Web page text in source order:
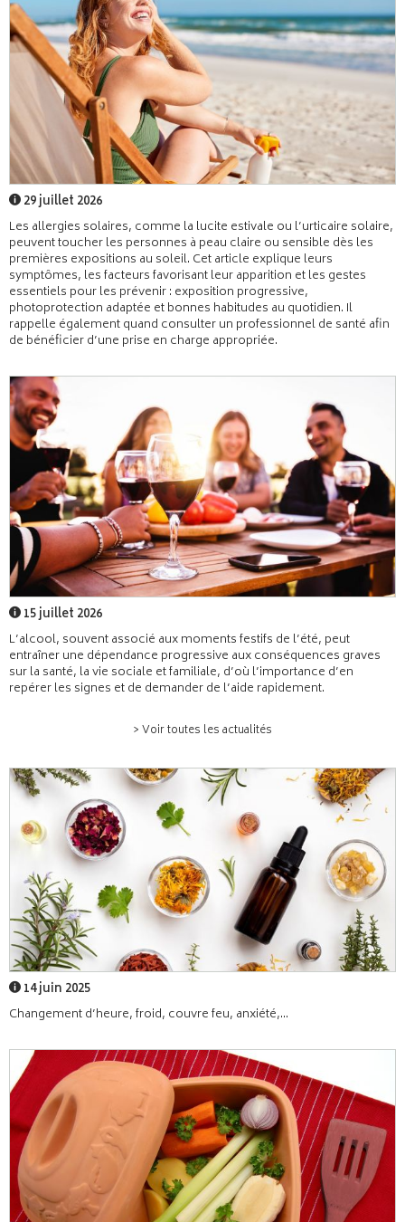
29 juillet 2026
Les allergies solaires, comme la lucite estivale ou l’urticaire solaire,
peuvent toucher les personnes à peau claire ou sensible dès les
premières expositions au soleil. Cet article explique leurs
symptômes, les facteurs favorisant leur apparition et les gestes
essentiels pour les prévenir : exposition progressive,
photoprotection adaptée et bonnes habitudes au quotidien. Il
rappelle également quand consulter un professionnel de santé afin
de bénéficier d’une prise en charge appropriée.
15 juillet 2026
L’alcool, souvent associé aux moments festifs de l’été, peut
entraîner une dépendance progressive aux conséquences graves
sur la santé, la vie sociale et familiale, d’où l’importance d’en
repérer les signes et de demander de l’aide rapidement.
> Voir toutes les actualités
14 juin 2025
Changement d’heure, froid, couvre feu, anxiété,...